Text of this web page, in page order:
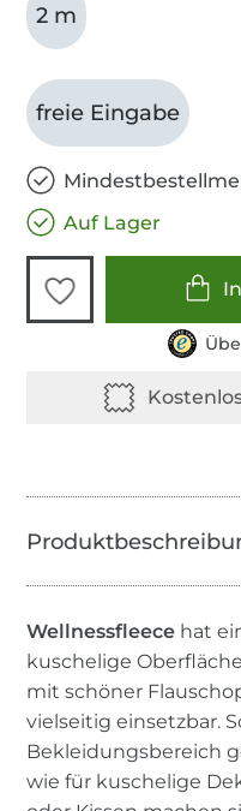
2 m
freie Eingabe
Auf Lager
Wellnessfleece hat
kuschelige
mit schöner
vielseitig einsetzbar.
Bekleidungsbereich
wie für kuschelige